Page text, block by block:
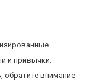
и привычки.
обратите внимание